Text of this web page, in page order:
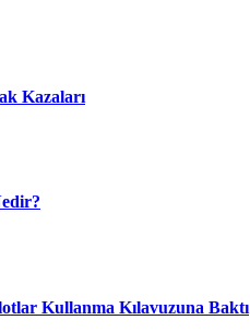
Kazaları
Kullanma Kılavuzuna Baktı